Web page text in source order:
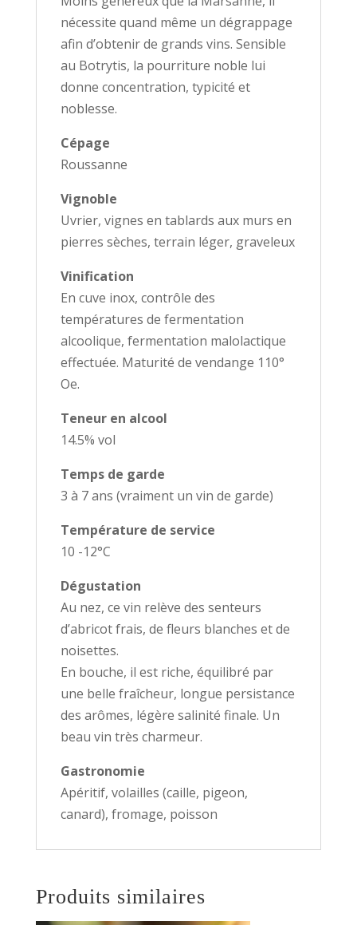
nécessite quand même un dégrappage
afin d’obtenir de grands vins. Sensible
au Botrytis, la pourriture noble lui
donne concentration, typicité et
noblesse.
Cépage
Roussanne
Vignoble
Uvrier, vignes en tablards aux murs en
pierres sèches, terrain léger, graveleux
Vinification
En cuve inox, contrôle des
températures de fermentation
alcoolique, fermentation malolactique
effectuée. Maturité de vendange 110°
Oe.
Teneur en alcool
14.5% vol
Temps de garde
3 à 7 ans (vraiment un vin de garde)
Température de service
10 -12°C
Dégustation
Au nez, ce vin relève des senteurs
d’abricot frais, de fleurs blanches et de
noisettes.
En bouche, il est riche, équilibré par
une belle fraîcheur, longue persistance
des arômes, légère salinité finale. Un
beau vin très charmeur.
Gastronomie
Apéritif, volailles (caille, pigeon,
canard), fromage, poisson
Produits similaires